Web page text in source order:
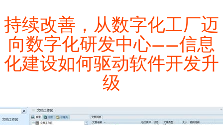
持续改善，从数字化工厂迈
向数字化研发中心——信息
化建设如何驱动软件开发升
级